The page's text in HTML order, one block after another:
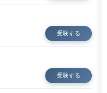
受験する
受験する